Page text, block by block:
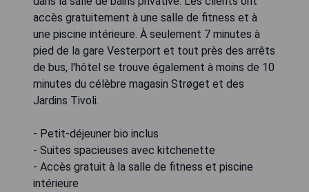
accès gratuitement à une salle de fitness et à
une piscine intérieure. À seulement 7 minutes à
pied de la gare Vesterport et tout près des arrêts
de bus, l'hôtel se trouve également à moins de 10
minutes du célèbre magasin Strøget et des
Jardins Tivoli.
- Petit-déjeuner bio inclus
- Suites spacieuses avec kitchenette
- Accès gratuit à la salle de fitness et piscine
intérieure